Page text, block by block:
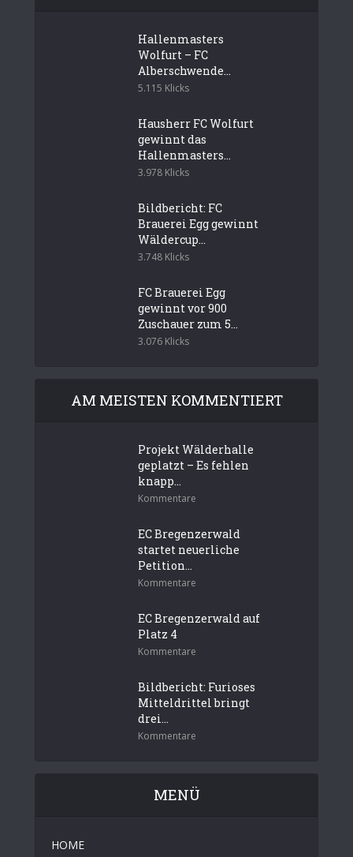
Hallenmasters
Wolfurt – FC
Alberschwende...
5.115 Klicks
Hausherr FC Wolfurt
gewinnt das
Hallenmasters...
3.978 Klicks
Bildbericht: FC
Brauerei Egg gewinnt
Wäldercup...
3.748 Klicks
FC Brauerei Egg
gewinnt vor 900
Zuschauer zum 5...
3.076 Klicks
AM MEISTEN KOMMENTIERT
Projekt Wälderhalle
geplatzt – Es fehlen
knapp...
Kommentare
EC Bregenzerwald
startet neuerliche
Petition...
Kommentare
EC Bregenzerwald auf
Platz 4
Kommentare
Bildbericht: Furioses
Mitteldrittel bringt
drei...
Kommentare
MENÜ
HOME